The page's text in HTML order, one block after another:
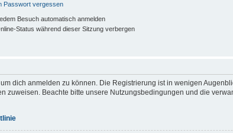
Passwort vergessen
Besuch automatisch anmelden
Status während dieser Sitzung verbergen
dich anmelden zu können. Die Registrierung ist in wenigen
zuweisen. Beachte bitte unsere Nutzungsbedingungen und die